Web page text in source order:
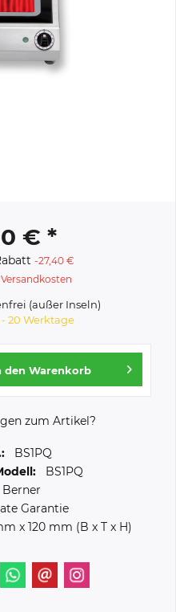
€ *
-27,40 €
(außer Inseln)
20 Werktage
den Warenkorb
zum Artikel?
BS1PQ
BS1PQ
Berner
Garantie
x 120 mm (B x T x H)